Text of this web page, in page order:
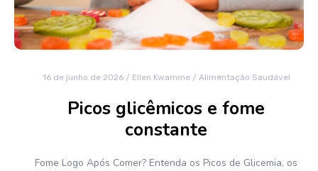
16 de junho de 2026 / Ellen Kwamme / Alimentação Saudável
Picos glicêmicos e fome
constante
Fome Logo Após Comer? Entenda os Picos de Glicemia, os